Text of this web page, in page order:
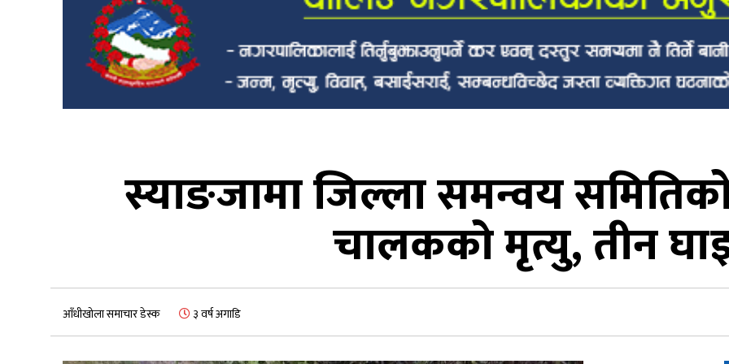
स्याङजामा जिल्ला समन्वय समितिको
चालकको मृत्यु, तीन
आँधीखोला समाचार डेस्क ३ वर्ष अगाडि